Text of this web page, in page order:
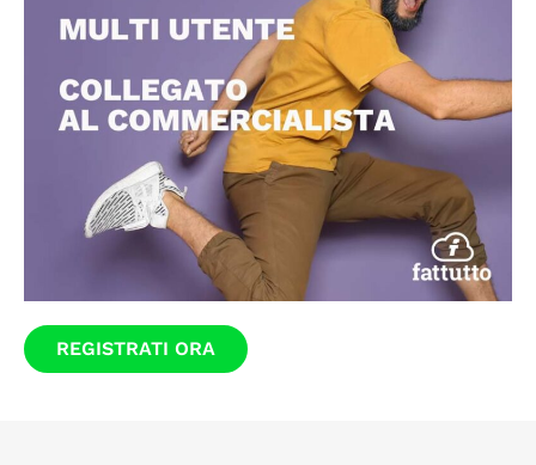
REGISTRATI ORA